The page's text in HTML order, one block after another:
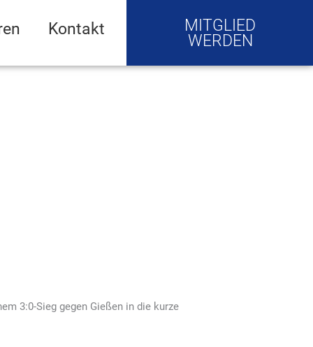
Kontakt
MITGLIED
WERDEN
3:0-Sieg gegen Gießen in die kurze